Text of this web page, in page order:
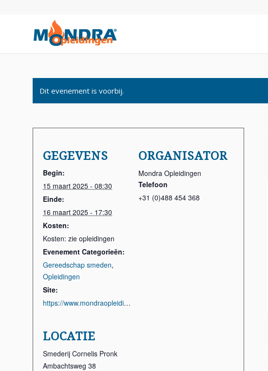
Dit evenement is voorbij.
GEGEVENS
Begin:
15 maart 2025 - 08:30
Einde:
16 maart 2025 - 17:30
Kosten:
Kosten: zie opleidingen
Evenement Categorieën:
Gereedschap smeden,
Opleidingen
Site:
https://www.mondraopleidingen.nl/gereedschap-smeden/
ORGANISATOR
Mondra Opleidingen
Telefoon
+31 (0)488 454 368
LOCATIE
Smederij Cornelis Pronk
Ambachtsweg 38